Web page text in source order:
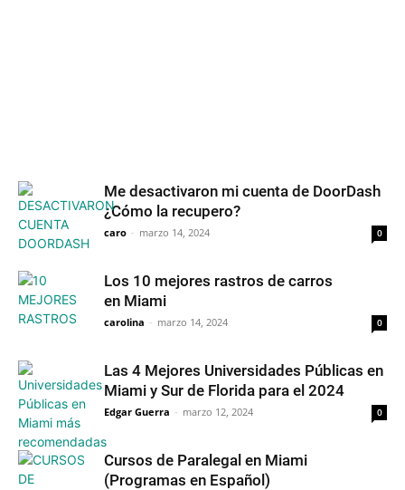
Me desactivaron mi cuenta de DoorDash
¿Cómo la recupero?
caro - marzo 14, 2024 0
Los 10 mejores rastros de carros
en Miami
carolina - marzo 14, 2024 0
Las 4 Mejores Universidades Públicas en
Miami y Sur de Florida para el 2024
Edgar Guerra - marzo 12, 2024 0
Cursos de Paralegal en Miami
(Programas en Español)